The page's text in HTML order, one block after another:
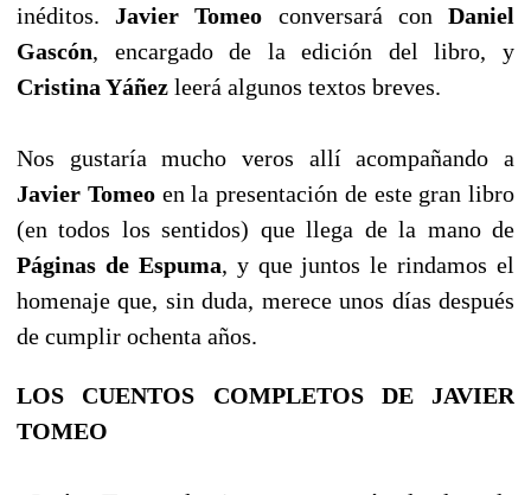
inéditos.Javier Tomeo conversará conDaniel
Gascón, encargado de la edición del libro, y
Cristina Yáñez leerá algunos textos breves.
Nos gustaría mucho veros allí acompañando a
Javier Tomeoen la presentación de este gran libro
(en todos los sentidos) que llega de la mano de
Páginas de Espuma, y que juntos le rindamos el
homenaje que, sin duda, merece unos días después
de cumplir ochenta años.
LOS CUENTOS COMPLETOS DE JAVIER
TOMEO